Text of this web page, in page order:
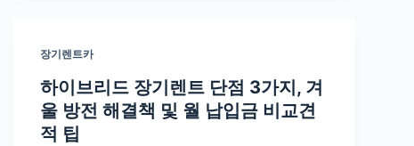
장기렌트카
하이브리드 장기렌트 단점 3가지, 겨
울 방전 해결책 및 월 납입금 비교견
적 팁